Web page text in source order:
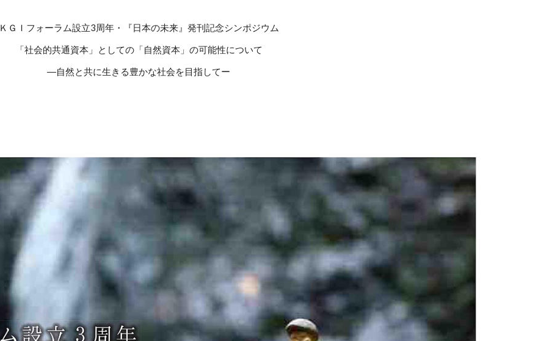
ＫＧＩフォーラム設立3周年・『日本の未来』発刊記念シンポジウム
「社会的共通資本」としての「自然資本」の可能性について
―自然と共に生きる豊かな社会を目指してー